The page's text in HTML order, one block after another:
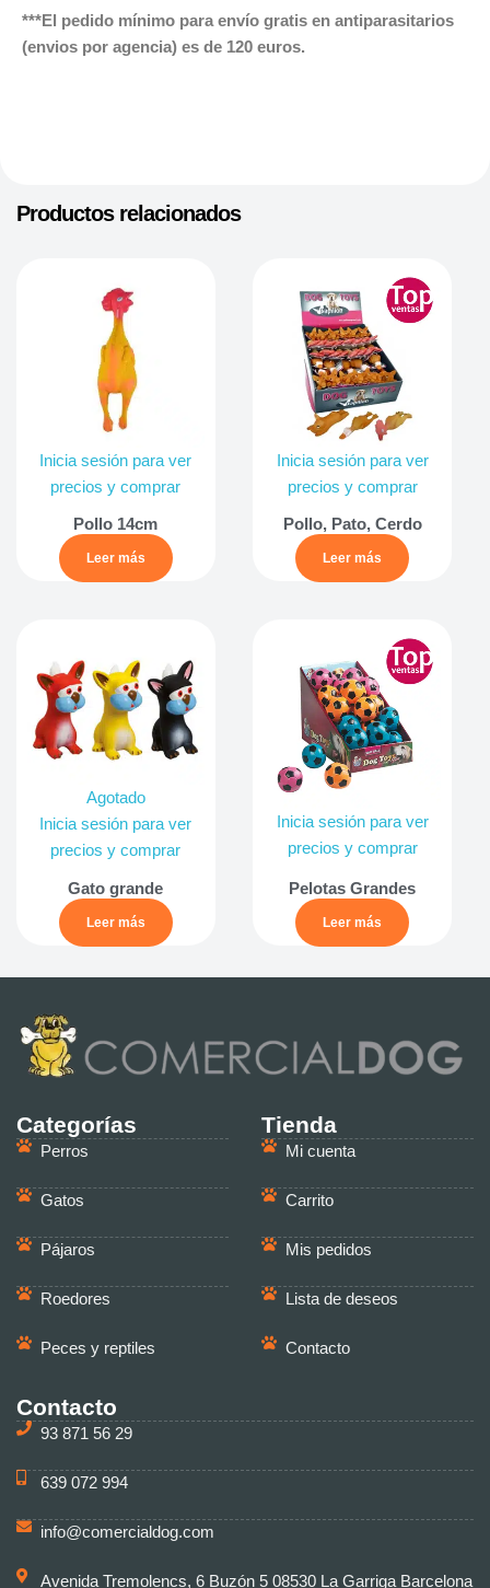
***El pedido mínimo para envío gratis en antiparasitarios
(envios por agencia) es de 120 euros.
Productos relacionados
Inicia sesión para ver
precios y comprar
Pollo 14cm
Leer más
Inicia sesión para ver
precios y comprar
Pollo, Pato, Cerdo
Leer más
Agotado
Inicia sesión para ver
precios y comprar
Gato grande
Leer más
Inicia sesión para ver
precios y comprar
Pelotas Grandes
Leer más
Categorías
Perros
Gatos
Pájaros
Roedores
Peces y reptiles
Tienda
Mi cuenta
Carrito
Mis pedidos
Lista de deseos
Contacto
Contacto
93 871 56 29
639 072 994
info@comercialdog.com
Avenida Tremolencs, 6 Buzón 5 08530 La Garriga Barcelona